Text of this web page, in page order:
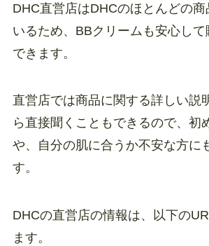
DHC直営店はDHCのほとんどの
いるため、BBクリームも安心し
できます。
直営店では商品に関する詳しい説
ら直接聞くこともできるので、初
や、自分の肌に合うか不安な方に
す。
DHCの直営店の情報は、以下の
ます。